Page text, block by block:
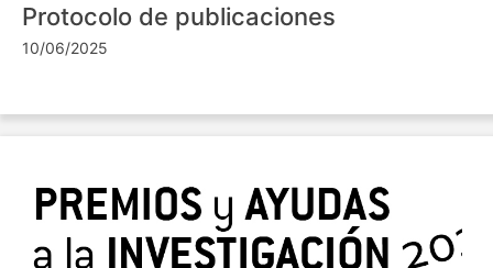
Protocolo de publicaciones
10/06/2025